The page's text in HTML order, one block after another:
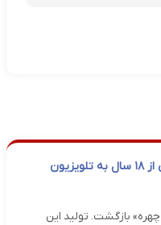
مهران مدیری با «مرد ۳۰۰۰ چهره» پس از ۱۸ سال به تلویزیون
مهران مدیری پس از ۱۸ سال با «مرد ۳۰۰۰ چهره» بازگشت. تولید این